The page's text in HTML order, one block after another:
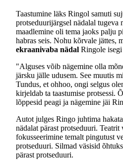
Taastumine läks Ringol samuti
protseduurijärgsel nädalal tugeva
maadlemine oli tema jaoks palju
habras seis. Nohu kõrvale jättes,
ekraanivaba nädal Ringole
"Alguses võib nägemine olla
järsku jälle udusem. See muutis
Tundus, et ohhoo, ongi selgus
kirjeldab ta taastumise protsessi.
lõppesid peagi ja nägemine jäi
Autot julges Ringo juhtima
nädalat pärast protseduuri. Teatrit
fokusseerimine temalt pingutust
protseduuri. Silmad väsisid
pärast protseduuri.